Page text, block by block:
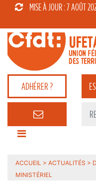
MISE À JOUR : 7 AOÛT
ADHÉRER ?
ACCUEIL > ACTUALITÉS >
MINISTÉRIEL